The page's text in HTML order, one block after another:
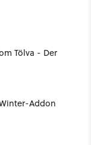
Tölva - Der
Addon